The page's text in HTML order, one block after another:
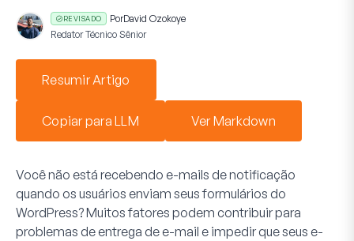
REVISADO PorDavid Ozokoye
Redator Técnico Sênior
Resumir Artigo
Copiar para LLM Ver Markdown
Você não está recebendo e-mails de notificação
quando os usuários enviam seus formulários do
WordPress? Muitos fatores podem contribuir para
problemas de entrega de e-mail e impedir que seus e-